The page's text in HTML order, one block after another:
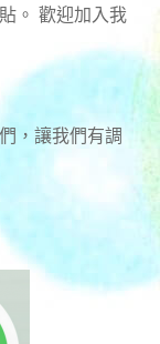
。 歡迎加入我
，讓我們有調